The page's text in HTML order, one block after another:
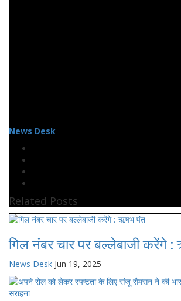
News Desk
Related Posts
गिल नंबर चार पर बल्लेबाजी करेंगे
News Desk Jun 19, 2025